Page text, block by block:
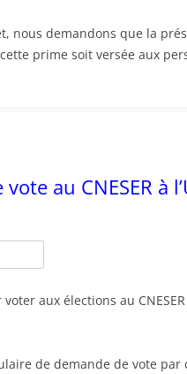
nous demandons que la
prime soit versée aux
au CNESER à
aux élections au
de demande de vote par